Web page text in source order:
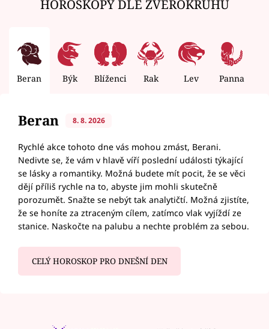
HOROSKOPY DLE ZVĚROKRUHU
Beran Býk Blíženci Rak Lev Panna
Beran 8. 8. 2026
Rychlé akce tohoto dne vás mohou zmást, Berani.
Nedivte se, že vám v hlavě víří poslední události týkající
se lásky a romantiky. Možná budete mít pocit, že se věci
dějí příliš rychle na to, abyste jim mohli skutečně
porozumět. Snažte se nebýt tak analytičtí. Možná zjistíte,
že se honíte za ztraceným cílem, zatímco vlak vyjíždí ze
stanice. Naskočte na palubu a nechte problém za sebou.
CELÝ HOROSKOP PRO DNEŠNÍ DEN